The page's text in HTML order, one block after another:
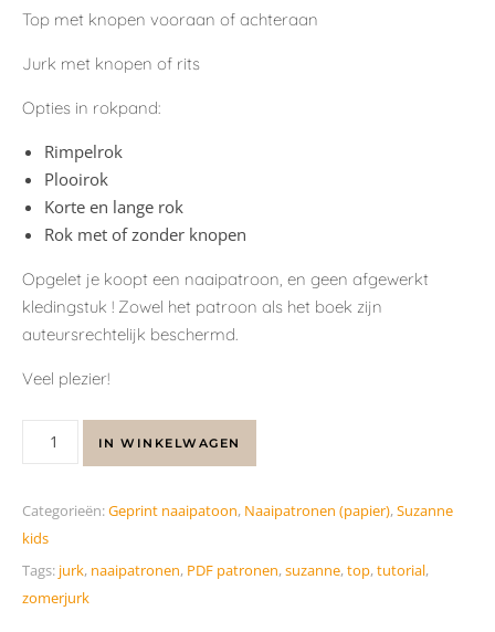
Top met knopen vooraan of achteraan
Jurk met knopen of rits
Opties in rokpand:
Rimpelrok
Plooirok
Korte en lange rok
Rok met of zonder knopen
Opgelet je koopt een naaipatroon, en geen afgewerkt
kledingstuk ! Zowel het patroon als het boek zijn
auteursrechtelijk beschermd.
Veel plezier!
IN WINKELWAGEN
Categorieën:Geprint naaipatoon, Naaipatronen (papier),Suzanne
kids
Tags: jurk, naaipatronen, PDF patronen,suzanne,top,tutorial,
zomerjurk